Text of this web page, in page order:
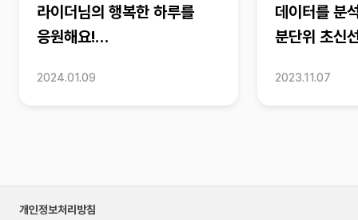
라이더님의 행복한 하루를
응원해요!
2024.01.09
데이터를 분
분단위 초신
2023.11.07
개인정보처리방침